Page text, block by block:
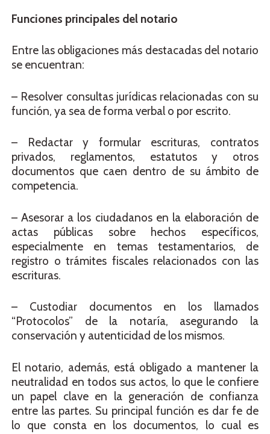
Funciones principales del notario
Entre las obligaciones más destacadas del notario
se encuentran:
– Resolver consultas jurídicas relacionadas con su
función, ya sea de forma verbal o por escrito.
– Redactar y formular escrituras, contratos
privados, reglamentos, estatutos y otros
documentos que caen dentro de su ámbito de
competencia.
– Asesorar a los ciudadanos en la elaboración de
actas públicas sobre hechos específicos,
especialmente en temas testamentarios, de
registro o trámites fiscales relacionados con las
escrituras.
– Custodiar documentos en los llamados
“Protocolos” de la notaría, asegurando la
conservación y autenticidad de los mismos.
El notario, además, está obligado a mantener la
neutralidad en todos sus actos, lo que le confiere
un papel clave en la generación de confianza
entre las partes. Su principal función es dar fe de
lo que consta en los documentos, lo cual es